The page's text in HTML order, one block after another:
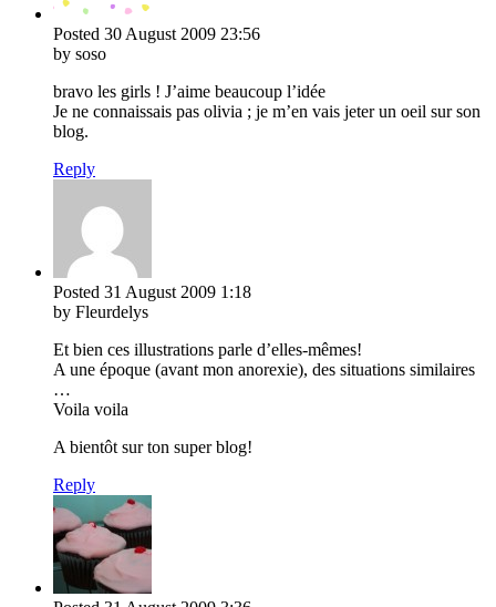
Posted 30 August 2009 23:56
by soso
bravo les girls ! J’aime beaucoup l’idée
Je ne connaissais pas olivia ; je m’en vais jeter un oeil sur son
blog.
Reply
Posted 31 August 2009 1:18
by Fleurdelys
Et bien ces illustrations parle d’elles-mêmes!
A une époque (avant mon anorexie), des situations similaires
…
Voila voila
A bientôt sur ton super blog!
Reply